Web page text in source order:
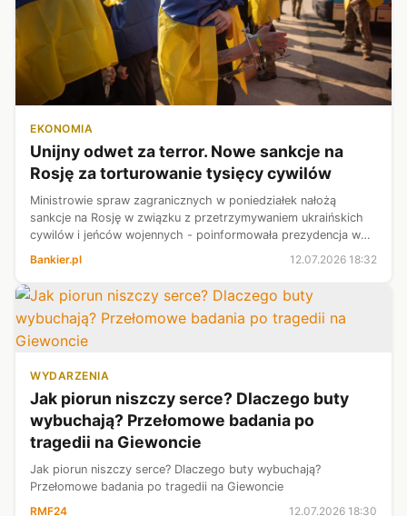
EKONOMIA
Unijny odwet za terror. Nowe sankcje na
Rosję za torturowanie tysięcy cywilów
Ministrowie spraw zagranicznych w poniedziałek nałożą
sankcje na Rosję w związku z przetrzymywaniem ukraińskich
cywilów i jeńców wojennych - poinformowała prezydencja w
najmniej 1,8 tys. cywiló...
Bankier.pl 12.07.2026 18:32
WYDARZENIA
Jak piorun niszczy serce? Dlaczego buty
wybuchają? Przełomowe badania po
tragedii na Giewoncie
Jak piorun niszczy serce? Dlaczego buty wybuchają?
Przełomowe badania po tragedii na Giewoncie
RMF24
12.07.2026 18:30